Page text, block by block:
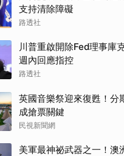
支持清除障礙
路透社
川普重啟開除Fed理事
週內回應指控
路透社
英國音樂祭迎來復甦！分
成搶票關鍵
民視新聞網
美軍最神祕武器之一！澳